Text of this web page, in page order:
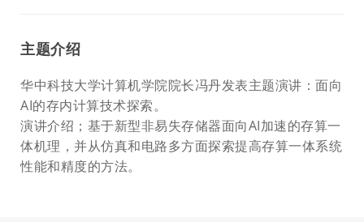
主题介绍
华中科技大学计算机学院院长冯丹发表主题演讲：面向
AI的存内计算技术探索。
演讲介绍；基于新型非易失存储器面向AI加速的存算一
体机理，并从仿真和电路多方面探索提高存算一体系统
性能和精度的方法。